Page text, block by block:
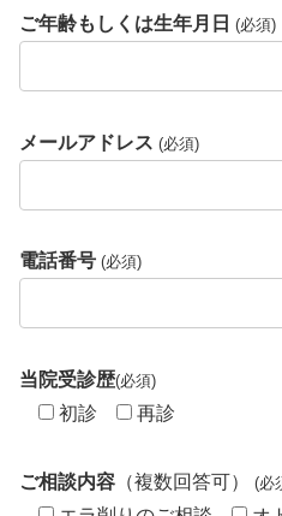
ご年齢もしくは生年月日 (必須)
メールアドレス (必須)
電話番号 (必須)
当院受診歴(必須)
初診 再診
ご相談内容 （複数回答可） (必